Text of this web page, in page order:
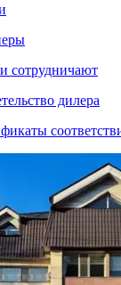
сотрудничают
дилера